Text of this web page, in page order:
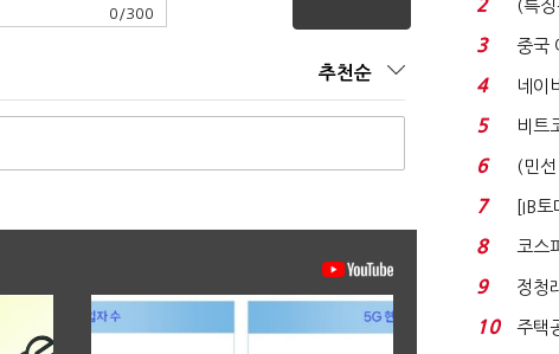
0 /300
추천순
2
(특
지에
3
중국
국전
4
네이
비
5
비트
처분
6
(민
격…
7
[IB
닥 벌
8
코스
시도
9
정청
최측
10
주택